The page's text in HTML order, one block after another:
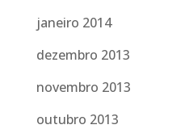
janeiro 2014
dezembro 2013
novembro 2013
outubro 2013